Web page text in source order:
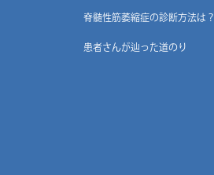
脊髄性筋萎縮症の診断方法は？
患者さんが辿った道のり